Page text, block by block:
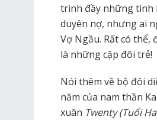
trình đầy những tình
duyên nợ, nhưng ai
Vợ Ngầu. Rất có
là những cặp đôi trẻ!
Nói thêm về bộ đôi
năm của nam thần
xuân Twenty (Tuổi